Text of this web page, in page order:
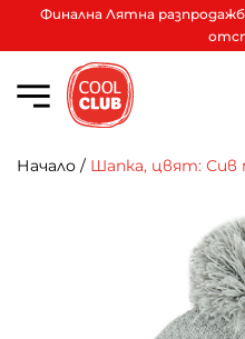
Финална Лятна
Начало / Шапка, цвят: Сив